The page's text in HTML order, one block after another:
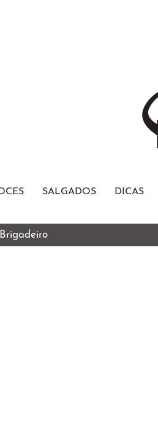
SALGADOS DICAS
Frango com Bacon